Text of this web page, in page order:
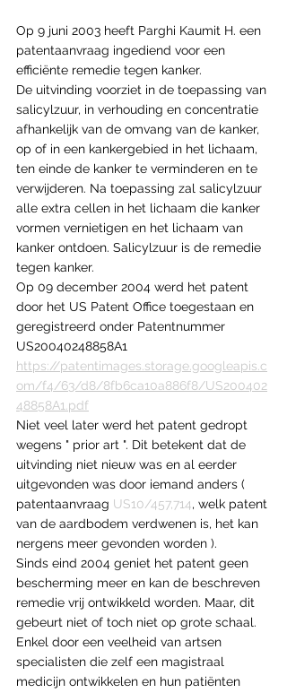
Op 9 juni 2003 heeft Parghi Kaumit H. een
patentaanvraag ingediend voor een
efficiënte remedie tegen kanker.
De uitvinding voorziet in de toepassing van
salicylzuur, in verhouding en concentratie
afhankelijk van de omvang van de kanker,
op of in een kankergebied in het lichaam,
ten einde de kanker te verminderen en te
verwijderen. Na toepassing zal salicylzuur
alle extra cellen in het lichaam die kanker
vormen vernietigen en het lichaam van
kanker ontdoen. Salicylzuur is de remedie
tegen kanker.
Op 09 december 2004 werd het patent
door het US Patent Office toegestaan en
geregistreerd onder Patentnummer
US20040248858A1
https://patentimages.storage.googleapis.c
om/f4/63/d8/8fb6ca10a886f8/US200402
48858A1.pdf
Niet veel later werd het patent gedropt
wegens " prior art ". Dit betekent dat de
uitvinding niet nieuw was en al eerder
uitgevonden was door iemand anders (
patentaanvraag US10/457,714, welk patent
van de aardbodem verdwenen is, het kan
nergens meer gevonden worden ).
Sinds eind 2004 geniet het patent geen
bescherming meer en kan de beschreven
remedie vrij ontwikkeld worden. Maar, dit
gebeurt niet of toch niet op grote schaal.
Enkel door een veelheid van artsen
specialisten die zelf een magistraal
medicijn ontwikkelen en hun patiënten